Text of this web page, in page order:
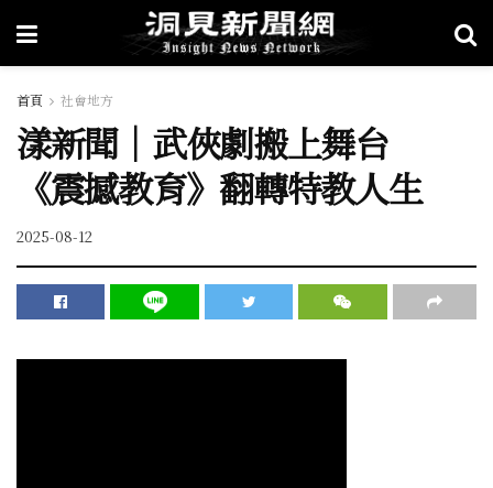
首頁 社會地方
漾新聞｜武俠劇搬上舞台
《震撼教育》翻轉特教人生
2025-08-12